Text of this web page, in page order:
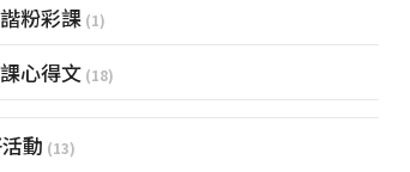
粉彩課 (1)
心得文 (18)
動 (13)